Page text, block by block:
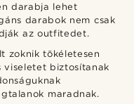
darabja lehet
darabok nem csak
az outfitedet.
zoknik tökéletesen
viseletet biztosítanak
maradnak.